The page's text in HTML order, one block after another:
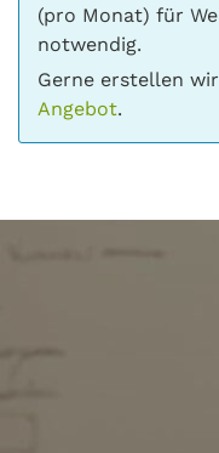
(pro Monat) für
notwendig.
Gerne erstellen
Angebot.